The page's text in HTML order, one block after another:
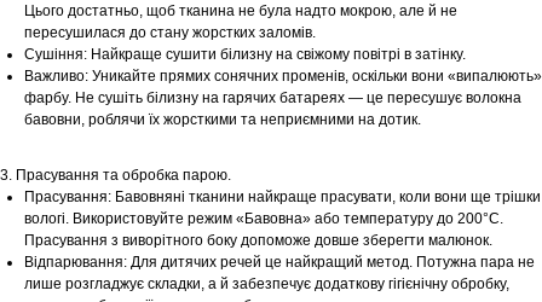
Цього достатньо, щоб тканина не була надто мокрою, але й не
пересушилася до стану жорстких заломів.
Сушіння: Найкраще сушити білизну на свіжому повітрі в затінку.
Важливо: Уникайте прямих сонячних променів, оскільки вони «випалюють»
фарбу. Не сушіть білизну на гарячих батареях — це пересушує волокна
бавовни, роблячи їх жорсткими та неприємними на дотик.
3. Прасування та обробка парою.
Прасування: Бавовняні тканини найкраще прасувати, коли вони ще трішки
вологі. Використовуйте режим «Бавовна» або температуру до 200°С.
Прасування з виворітного боку допоможе довше зберегти малюнок.
Відпарювання: Для дитячих речей це найкращий метод. Потужна пара не
лише розгладжує складки, а й забезпечує додаткову гігієнічну обробку,